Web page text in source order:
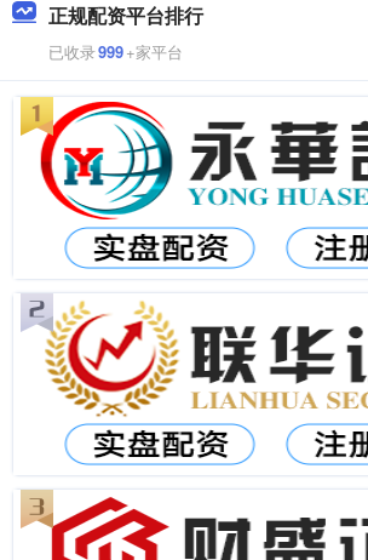
正规配资平台排行
已收录999+家平台